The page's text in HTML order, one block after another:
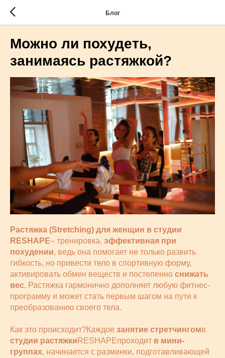
Блог
Можно ли похудеть,
занимаясь растяжкой?
Растяжка (Stretching) для женщин в студии
RESHAPE– тренировка, эффективная при
похудении, ведь она помогает не только развить
гибкость, но привести тело в спортивную форму,
активировать обмен веществ и постепенно снижать
вес. Растяжка гармонично дополняет любую фитнес-
программу и может стать первым шагом на пути к
преобразованию своего тела.
Как это происходит?Каждое занятие стретчингомв
студии растяжки RESHAPEпроходит в мини-
группах, начинается с разминки, подготавливающей